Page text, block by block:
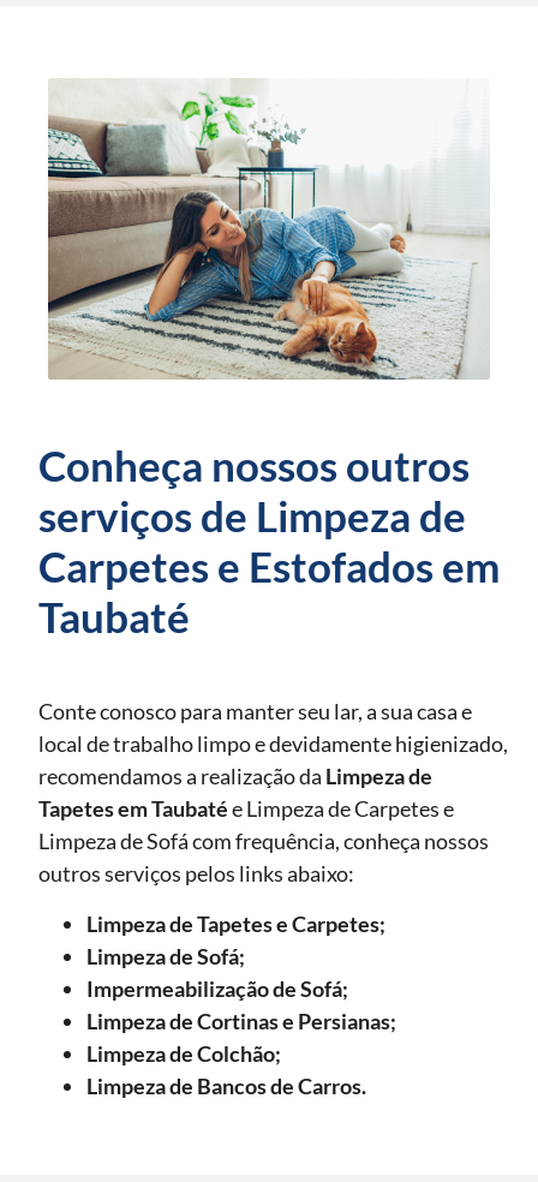
Conheça nossos outros
serviços de Limpeza de
Carpetes e Estofados em
Taubaté
Conte conosco para manter seu lar, a sua casa e
local de trabalho limpo e devidamente higienizado,
recomendamos a realização da Limpeza de
Tapetesem Taubatée Limpeza de Carpetes e
Limpeza de Sofá com frequência, conheça nossos
outros serviços pelos links abaixo:
Limpeza de Tapetes e Carpetes;
Limpeza de Sofá;
Impermeabilização de Sofá;
Limpeza de Cortinas e Persianas;
Limpeza de Colchão;
Limpeza de Bancos de Carros.